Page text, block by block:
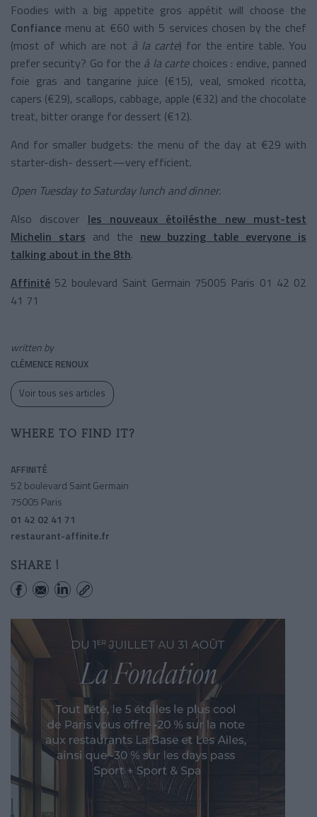
Foodies with a big appetite gros appétit will choose the
Confiance menu at €60 with 5 services chosen by the chef
(most of which are not à la carte) for the entire table. You
prefer security? Go for the à la cartechoices : endive, panned
foie gras and tangarine juice (€15), veal, smoked ricotta,
capers (€29), scallops, cabbage, apple (€32) and the chocolate
treat, bitter orange for dessert (€12).
And for smaller budgets: the menu of the day at €29 with
starter-dish- dessert—very efficient.
Open Tuesday to Saturday lunch and dinner.
Also discover les nouveaux étoilésthe new must-test
Michelin stars and the new buzzing table everyone is
talking about in the 8th.
Affinité 52 boulevard Saint Germain 75005 Paris 01 42 02
41 71
written by
CLÉMENCE RENOUX
Voir tous ses articles
WHERE TO FIND IT?
AFFINITÉ
52 boulevard Saint Germain
75005 Paris
01 42 02 41 71
restaurant-affinite.fr
SHARE !